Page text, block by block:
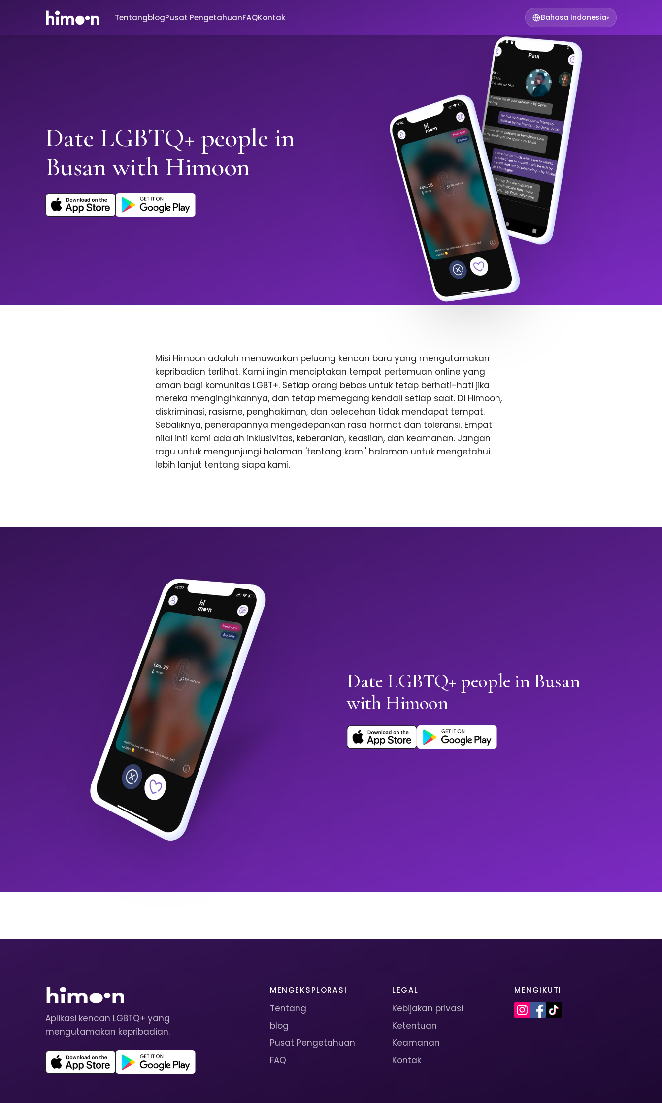
TentangblogPusat PengetahuanFAQKontak Bahasa Indonesia▾
Date LGBTQ+ people in
Busan with Himoon
Misi Himoon adalah menawarkan peluang kencan baru yang mengutamakan
kepribadian terlihat. Kami ingin menciptakan tempat pertemuan online yang
aman bagi komunitas LGBT+. Setiap orang bebas untuk tetap berhati-hati jika
mereka menginginkannya, dan tetap memegang kendali setiap saat. Di Himoon,
diskriminasi, rasisme, penghakiman, dan pelecehan tidak mendapat tempat.
Sebaliknya, penerapannya mengedepankan rasa hormat dan toleransi. Empat
nilai inti kami adalah inklusivitas, keberanian, keaslian, dan keamanan. Jangan
ragu untuk mengunjungi halaman 'tentang kami' halaman untuk mengetahui
lebih lanjut tentang siapa kami.
Date LGBTQ+ people in Busan
with Himoon
Aplikasi kencan LGBTQ+ yang
mengutamakan kepribadian.
MENGEKSPLORASI
Tentang
blog
Pusat Pengetahuan
FAQ
LEGAL
Kebijakan privasi
Ketentuan
Keamanan
Kontak
MENGIKUTI